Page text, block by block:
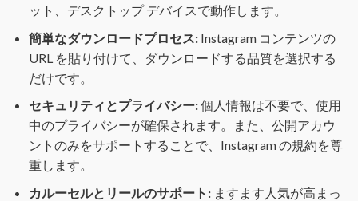
ット、デスクトップ デバイスで動作します。
簡単なダウンロードプロセス:Instagram コンテンツの
URL を貼り付けて、ダウンロードする品質を選択する
だけです。
セキュリティとプライバシー:個人情報は不要で、使用
中のプライバシーが確保されます。また、公開アカウ
ントのみをサポートすることで、Instagram の規約を尊
重します。
カルーセルとリールのサポート: ますます人気が高まっ